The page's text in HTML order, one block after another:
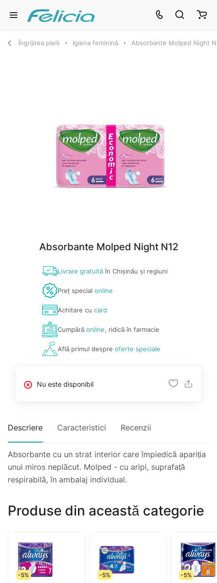
Îngrijirea pielii Igiena feminină Absorbante Molped Night
Absorbante Molped Night N12
Livrare gratuităîn Chișinău și regiuni
Preț special online
Achitare cu card
Cumpărăonline, ridică în farmacie
Află primul despre oferte speciale
Nu este disponibil
Descriere Caracteristici Recenzii
Absorbante cu un strat interior care împiedică apariția
unui miros neplăcut. Molped - cu aripi, suprafață
respirabilă, în ambalaj individual.
Produse din această categorie
-5% -5% -5%